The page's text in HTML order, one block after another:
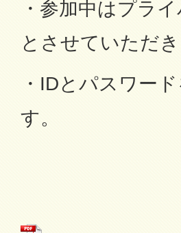
・参加中はプラ
とさせていただき
・IDとパスワー
す。